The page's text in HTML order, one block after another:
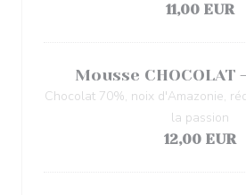
11,00 EUR
Mousse CHOCOLAT
Chocolat 70%, noix d'Amazonie,
la passion
12,00 EUR